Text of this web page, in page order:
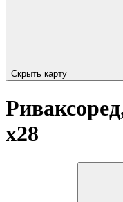
Скрыть карту
x28